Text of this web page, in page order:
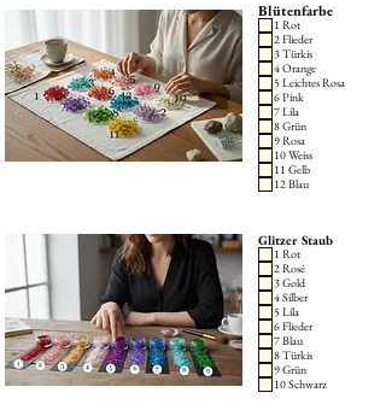
Blütenfarbe
1 Rot
2 Flieder
3 Türkis
4 Orange
5 Leichtes Rosa
6 Pink
7 Lila
8 Grün
9 Rosa
10 Weiss
11 Gelb
12 Blau
Glitzer Staub
1 Rot
2 Rosé
3 Gold
4 Silber
5 Lila
6 Flieder
7 Blau
8 Türkis
9 Grün
10 Schwarz